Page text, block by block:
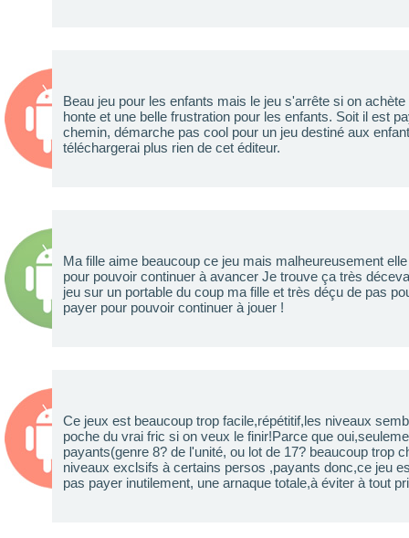
Beau jeu pour les enfants mais le jeu s'arrête si on
honte et une belle frustration pour les enfants. Soit il est
chemin, démarche pas cool pour un jeu destiné aux
téléchargerai plus rien de cet éditeur.
Ma fille aime beaucoup ce jeu mais malheureusement
pour pouvoir continuer à avancer Je trouve ça très
jeu sur un portable du coup ma fille et très déçu de pas
payer pour pouvoir continuer à jouer !
Ce jeux est beaucoup trop facile,répétitif,les niveaux
poche du vrai fric si on veux le finir!Parce que
payants(genre 8? de l'unité, ou lot de 17? beaucoup trop
niveaux exclsifs à certains persos ,payants donc,ce jeu
pas payer inutilement, une arnaque totale,à éviter à tout